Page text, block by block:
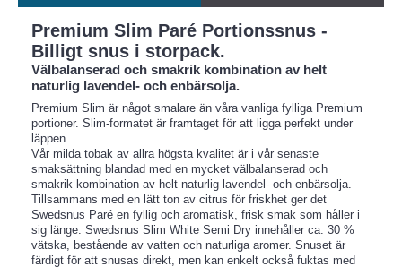
Premium Slim Paré Portionssnus -
Billigt snus i storpack.
Välbalanserad och smakrik kombination av helt
naturlig lavendel- och enbärsolja.
Premium Slim är något smalare än våra vanliga fylliga Premium
portioner. Slim-formatet är framtaget för att ligga perfekt under
läppen.
Vår milda tobak av allra högsta kvalitet är i vår senaste
smaksättning blandad med en mycket välbalanserad och
smakrik kombination av helt naturlig lavendel- och enbärsolja.
Tillsammans med en lätt ton av citrus för friskhet ger det
Swedsnus Paré en fyllig och aromatisk, frisk smak som håller i
sig länge. Swedsnus Slim White Semi Dry innehåller ca. 30 %
vätska, bestående av vatten och naturliga aromer. Snuset är
färdigt för att snusas direkt, men kan enkelt också fuktas med